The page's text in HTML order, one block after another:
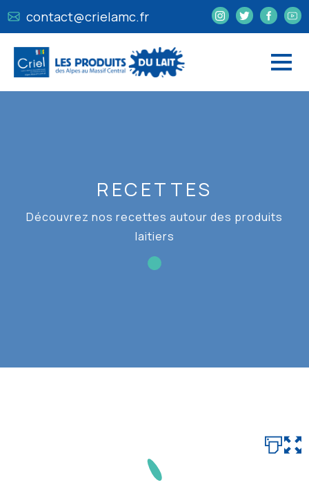
contact@crielamc.fr
RECETTES
Découvrez nos recettes autour des produits
laitiers